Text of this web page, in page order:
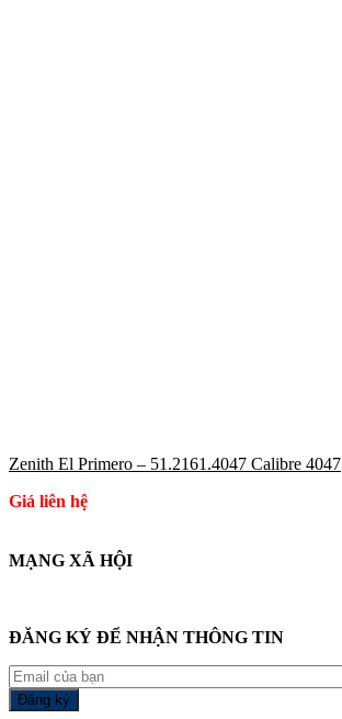
Zenith El Primero – 51.2161.4047 Calibre 4047
Giá liên hệ
MẠNG XÃ HỘI
ĐĂNG KÝ ĐỂ NHẬN THÔNG TIN